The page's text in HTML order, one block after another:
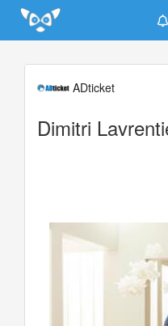
Update cookies preferences
ADticket
Dimitri